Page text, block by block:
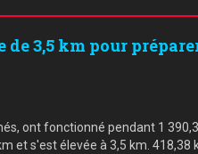
3,5 km pour
ont fonctionné pendant 1
s'est élevée à 3,5 km. 418,38